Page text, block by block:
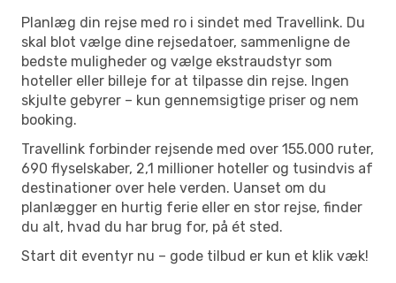
Planlæg din rejse med ro i sindet med Travellink. Du
skal blot vælge dine rejsedatoer, sammenligne de
bedste muligheder og vælge ekstraudstyr som
hoteller eller billeje for at tilpasse din rejse. Ingen
skjulte gebyrer – kun gennemsigtige priser og nem
booking.
Travellink forbinder rejsende med over 155.000 ruter,
690 flyselskaber, 2,1 millioner hoteller og tusindvis af
destinationer over hele verden. Uanset om du
planlægger en hurtig ferie eller en stor rejse, finder
du alt, hvad du har brug for, på ét sted.
Start dit eventyr nu – gode tilbud er kun et klik væk!